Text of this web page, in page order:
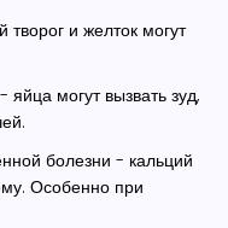
и желток могут
могут вызвать зуд,
болезни - кальций
Особенно при